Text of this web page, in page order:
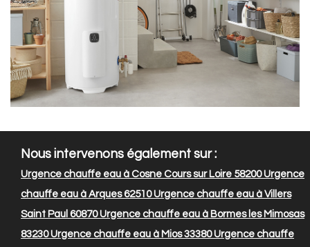
Nous intervenons également sur :
Urgence chauffe eau à Cosne Cours sur Loire 58200Urgence
chauffe eau à Arques 62510Urgence chauffe eau à Villers
Saint Paul 60870Urgence chauffe eau à Bormes les Mimosas
83230Urgence chauffe eau à Mios 33380Urgence chauffe